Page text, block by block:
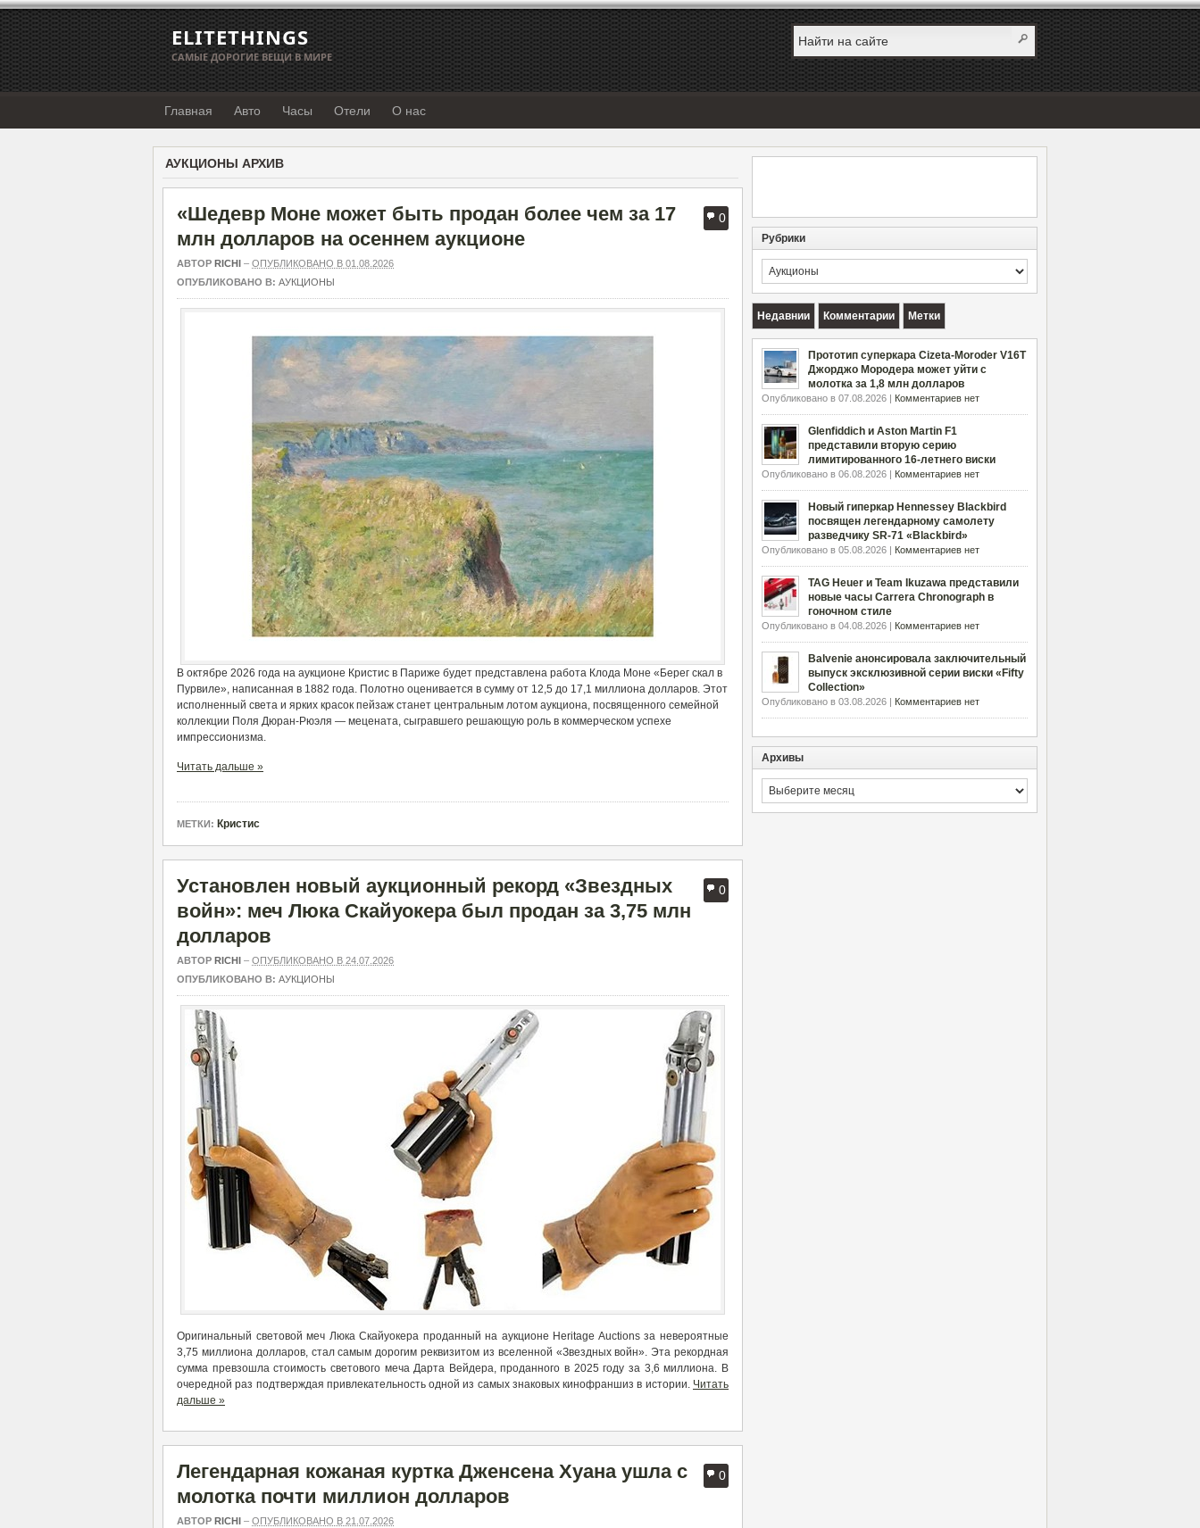
ELITETHINGS
САМЫЕ ДОРОГИЕ ВЕЩИ В МИРЕ
Главная Авто Часы Отели О нас
АУКЦИОНЫ АРХИВ
0
«Шедевр Моне может быть продан более чем за 17
млн долларов на осеннем аукционе
АВТОР RICHI – ОПУБЛИКОВАНО В 01.08.2026
ОПУБЛИКОВАНО В: АУКЦИОНЫ
В октябре 2026 года на аукционе Кристис в Париже будет представлена работа Клода Моне «Берег скал в
Пурвиле», написанная в 1882 года. Полотно оценивается в сумму от 12,5 до 17,1 миллиона долларов. Этот
исполненный света и ярких красок пейзаж станет центральным лотом аукциона, посвященного семейной
коллекции Поля Дюран-Рюэля — мецената, сыгравшего решающую роль в коммерческом успехе
импрессионизма.
Читать дальше »
МЕТКИ: Кристис
0
Установлен новый аукционный рекорд «Звездных
войн»: меч Люка Скайуокера был продан за 3,75 млн
долларов
АВТОР RICHI – ОПУБЛИКОВАНО В 24.07.2026
ОПУБЛИКОВАНО В: АУКЦИОНЫ
Оригинальный световой меч Люка Скайуокера проданный на аукционе Heritage Auctions за невероятные
3,75 миллиона долларов, стал самым дорогим реквизитом из вселенной «Звездных войн». Эта рекордная
сумма превзошла стоимость светового меча Дарта Вейдера, проданного в 2025 году за 3,6 миллиона. В
очередной раз подтверждая привлекательность одной из самых знаковых кинофраншиз в истории. Читать
дальше »
0
Легендарная кожаная куртка Дженсена Хуана ушла с
молотка почти миллион долларов
АВТОР RICHI – ОПУБЛИКОВАНО В 21.07.2026
Рубрики
Рубрики
Недавнии Комментарии Метки
Прототип суперкара Cizeta-Moroder V16T
Джорджо Мородера может уйти с
молотка за 1,8 млн долларов
Опубликовано в 07.08.2026 | Комментариев нет
Glenfiddich и Aston Martin F1
представили вторую серию
лимитированного 16-летнего виски
Опубликовано в 06.08.2026 | Комментариев нет
Новый гиперкар Hennessey Blackbird
посвящен легендарному самолету
разведчику SR-71 «Blackbird»
Опубликовано в 05.08.2026 | Комментариев нет
TAG Heuer и Team Ikuzawa представили
новые часы Carrera Chronograph в
гоночном стиле
Опубликовано в 04.08.2026 | Комментариев нет
Balvenie анонсировала заключительный
выпуск эксклюзивной серии виски «Fifty
Collection»
Опубликовано в 03.08.2026 | Комментариев нет
Архивы
Архивы